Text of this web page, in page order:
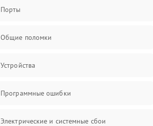
Порты
Общие поломки
Устройства
Программные ошибки
Электрические и системные сбои